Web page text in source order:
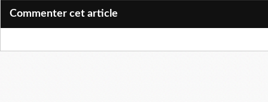
Commenter cet article